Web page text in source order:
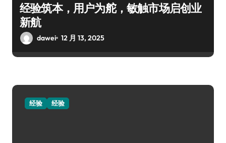
经验筑本，用户为舵，敏触市场启创业
新航
dawei 12 月 13, 2025
经验 经验